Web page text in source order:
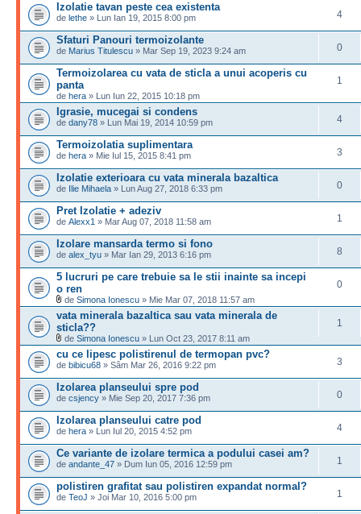
Izolatie tavan peste cea existenta
de lethe » Lun Ian 19, 2015 8:00 pm 4
Sfaturi Panouri termoizolante
de Marius Titulescu » Mar Sep 19, 2023 9:24 am 0
Termoizolarea cu vata de sticla a unui acoperis cu
panta
de hera » Lun Iun 22, 2015 10:18 pm
1
Igrasie, mucegai si condens
de dany78 » Lun Mai 19, 2014 10:59 pm 4
Termoizolatia suplimentara
de hera » Mie Iul 15, 2015 8:41 pm 3
Izolatie exterioara cu vata minerala bazaltica
de Ilie Mihaela » Lun Aug 27, 2018 6:33 pm 0
Pret Izolatie + adeziv
de Alexx1 » Mar Aug 07, 2018 11:58 am 1
Izolare mansarda termo si fono
de alex_tyu » Mar Ian 29, 2013 6:16 pm 8
5 lucruri pe care trebuie sa le stii inainte sa incepi
o ren
de Simona Ionescu » Mie Mar 07, 2018 11:57 am
0
vata minerala bazaltica sau vata minerala de
sticla??
de Simona Ionescu » Lun Oct 23, 2017 8:11 am
1
cu ce lipesc polistirenul de termopan pvc?
de bibicu68 » Sâm Mar 26, 2016 9:22 pm 3
Izolarea planseului spre pod
de csjency » Mie Sep 20, 2017 7:36 pm 0
Izolarea planseului catre pod
de hera » Lun Iul 20, 2015 4:52 pm 4
Ce variante de izolare termica a podului casei am?
de andante_47 » Dum Iun 05, 2016 12:59 pm 1
polistiren grafitat sau polistiren expandat normal?
de TeoJ » Joi Mar 10, 2016 5:00 pm 1